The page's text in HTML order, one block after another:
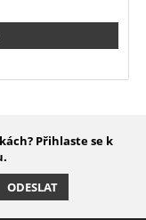
Přihlaste se k
ODESLAT